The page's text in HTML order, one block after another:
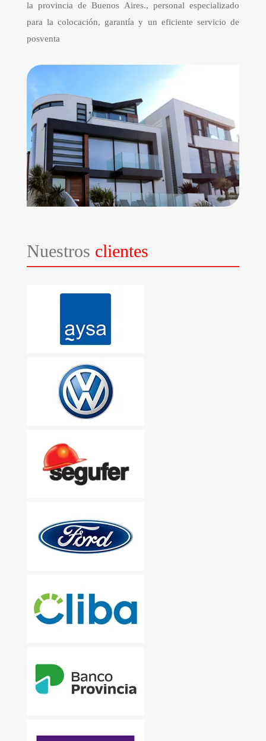
la provincia de Buenos Aires., personal especializado
para la colocación, garantía y un eficiente servicio de
posventa
Nuestros clientes